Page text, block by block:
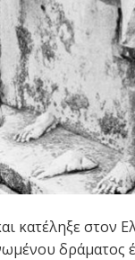
κατέληξε στον
δράματος